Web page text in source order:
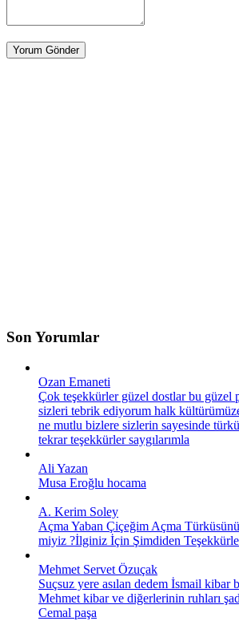
Son Yorumlar
Ozan Emaneti
Çok teşekkürler güzel dostlar bu güzel
sizleri tebrik ediyorum halk
ne mutlu bizlere sizlerin sayesinde
tekrar teşekkürler saygılarımla
Ali Yazan
Musa Eroğlu hocama
A. Kerim Soley
Açma Yaban Çiçeğim Açma
miyiz ?İlginiz İçin Şimdiden
Mehmet Servet Özuçak
Suçsuz yere asılan dedem İsmail kibar
Mehmet kibar ve diğerlerinin ruhları
Cemal paşa